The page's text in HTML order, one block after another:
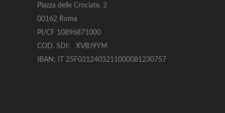
Piazza delle Crociate, 2
00162 Roma
PI/CF 10896871000
COD. SDI: XVBJ9YM
IBAN: IT 25F0312403211000081230757